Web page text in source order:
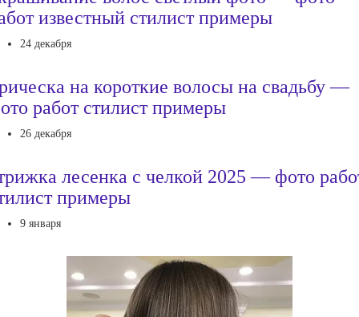
известный стилист примеры
24 декабря
на короткие волосы на свадьбу —
работ стилист примеры
26 декабря
лесенка с челкой 2025 — фото
примеры
9 января